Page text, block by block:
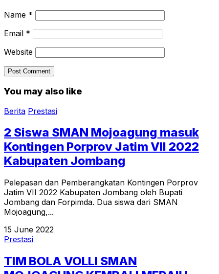
Name *
Email *
Website
You may also like
Berita Prestasi
2 Siswa SMAN Mojoagung masuk
Kontingen Porprov Jatim VII 2022
Kabupaten Jombang
Pelepasan dan Pemberangkatan Kontingen Porprov
Jatim VII 2022 Kabupaten Jombang oleh Bupati
Jombang dan Forpimda. Dua siswa dari SMAN
Mojoagung,...
15 June 2022
Prestasi
TIM BOLA VOLLI SMAN